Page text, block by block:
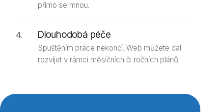
přímo se mnou.
Dlouhodobá péče
Spuštěním práce nekončí. Web můžete dál
rozvíjet v rámci měsíčních či ročních plánů.